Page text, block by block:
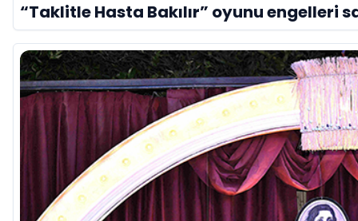
“Taklitle Hasta Bakılır” oyunu engelleri